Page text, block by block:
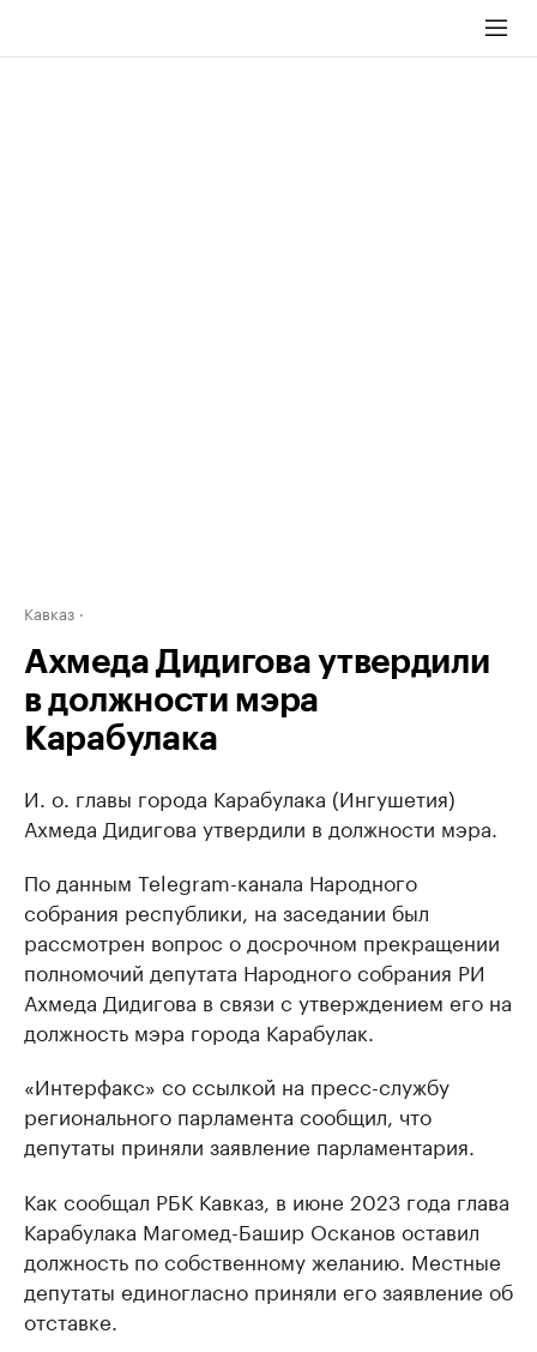
Кавказ
Ахмеда Дидигова утвердили
в должности мэра
Карабулака
И. о. главы города Карабулака (Ингушетия)
Ахмеда Дидигова утвердили в должности мэра.
По данным Telegram-канала Народного
собрания республики, на заседании был
рассмотрен вопрос о досрочном прекращении
полномочий депутата Народного собрания РИ
Ахмеда Дидигова в связи с утверждением его на
должность мэра города Карабулак.
«Интерфакс» со ссылкой на пресс-службу
регионального парламента сообщил, что
депутаты приняли заявление парламентария.
Как сообщал РБК Кавказ, в июне 2023 года глава
Карабулака Магомед-Башир Осканов оставил
должность по собственному желанию. Местные
депутаты единогласно приняли его заявление об
отставке.